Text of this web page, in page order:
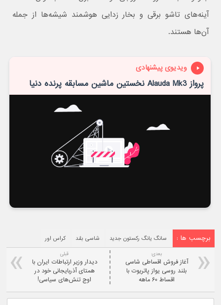
آینه‌های تاشو برقی و بخار زدایی هوشمند شیشه‌ها از جمله
آن‌ها هستند.
ویدیوی پیشنهادی
پرواز Alauda Mk3 نخستین ماشین مسابقه پرنده دنیا
برچسب ها : سانگ یانگ رکستون جدید شاسی بلند کراس اور
قبلی
دیدار وزیر ارتباطات ایران با
همتای آذربایجانی خود در
اوج تنش‌های سیاسی!
بعدی:
آغاز فروش اقساطی شاسی
بلند روسی یواز پاتریوت با
اقساط ۶۰ ماهه